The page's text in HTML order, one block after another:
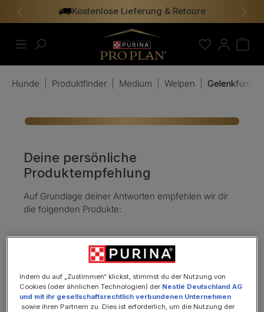
springen Kostenlose Lieferung & Retoure
Vorheriges
Hunde Produktfinder Medium Welpen
Deine persönliche
Produktempfehlung
Auf Grundlage deiner Antworten empfehlen wir dir
die folgenden Produkte:
SOMMER-SALE: 25%
Indem du auf „Zustimmen“ klickst, stimmst du der Nutzung von
Cookies (oder ähnlichen Technologien) der Nestlé Deutschland AG
und mit ihr gesellschaftsrechtlich verbundenen Unternehmen
sowie ihren Partnern zu. Dies ist erforderlich, um die Nutzung der